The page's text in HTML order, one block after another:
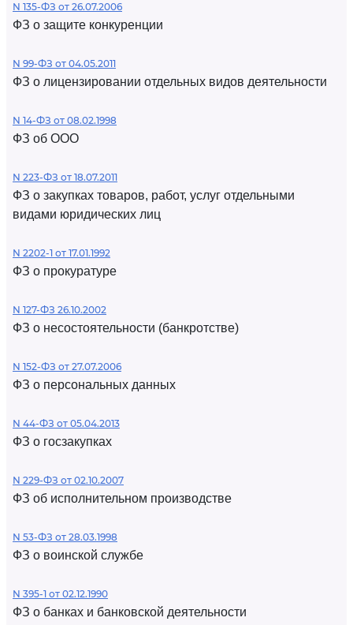
N 135-ФЗ от 26.07.2006
ФЗ о защите конкуренции
N 99-ФЗ от 04.05.2011
ФЗ о лицензировании отдельных видов деятельности
N 14-ФЗ от 08.02.1998
ФЗ об ООО
N 223-ФЗ от 18.07.2011
ФЗ о закупках товаров, работ, услуг отдельными
видами юридических лиц
N 2202-1 от 17.01.1992
ФЗ о прокуратуре
N 127-ФЗ 26.10.2002
ФЗ о несостоятельности (банкротстве)
N 152-ФЗ от 27.07.2006
ФЗ о персональных данных
N 44-ФЗ от 05.04.2013
ФЗ о госзакупках
N 229-ФЗ от 02.10.2007
ФЗ об исполнительном производстве
N 53-ФЗ от 28.03.1998
ФЗ о воинской службе
N 395-1 от 02.12.1990
ФЗ о банках и банковской деятельности